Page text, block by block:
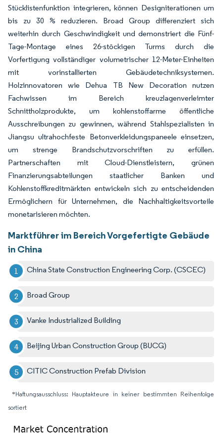
Stücklistenfunktion integrieren, können Designiterationen um
bis zu 30 % reduzieren. Broad Group differenziert sich
weiterhin durch Geschwindigkeit und demonstriert die Fünf-
Tage-Montage eines 26-stöckigen Turms durch die
Vorfertigung vollständiger volumetrischer 12-Meter-Einheiten
mit vorinstallierten Gebäudetechniksystemen.
Holzinnovatoren wie Dehua TB New Decoration nutzen
Fachwissen im Bereich kreuzlagenverleimter
Schnittholzprodukte, um kohlenstoffarme öffentliche
Ausschreibungen zu gewinnen, während Stahlspezialisten in
Jiangsu ultrahochfeste Betonverkleidungspaneele einsetzen,
um strenge Brandschutzvorschriften zu erfüllen.
Partnerschaften mit Cloud-Dienstleistern, grünen
Finanzierungsabteilungen staatlicher Banken und
Kohlenstoffkreditmärkten entwickeln sich zu entscheidenden
Ermöglichern für Unternehmen, die Nachhaltigkeitsvorteile
monetarisieren möchten.
Marktführer im Bereich Vorgefertigte Gebäude
in China
China State Construction Engineering Corp. (CSCEC)
Broad Group
Vanke Industrialized Building
Beijing Urban Construction Group (BUCG)
CITIC Construction Prefab Division
*Haftungsausschluss: Hauptakteure in keiner bestimmten Reihenfolge
sortiert